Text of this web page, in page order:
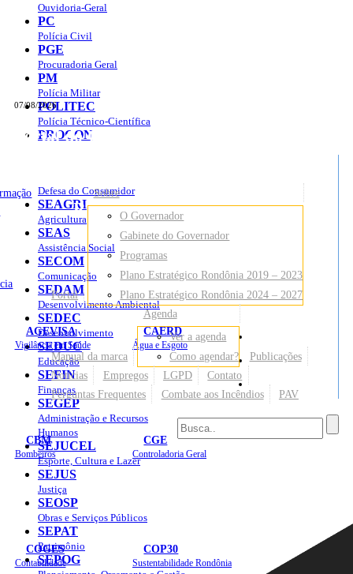
07/08/2026
Portal do Governo do
Rondônia
AGEVISA
Vigilância em Saúde
CAERD
Água e Esgoto
CBM
Bombeiros
CGE
Controladoria Geral
COGES
Contabilidade
COP30
Sustentabilidade Rondônia
Sites
Portal
Sobre
O Governador
Gabinete do Governador
Programas
Plano Estratégico Rondônia 2019 – 2023
Plano Estratégico Rondônia 2024 – 2027
Manual da marca
Agenda
Ver a agenda
Como agendar?
Publicações
Notícias
Empregos LGPD
Contato
Perguntas Frequentes
Combate aos Incêndios PAV
Ouvidoria-Geral
PC
Polícia Civil
PGE
Procuradoria Geral
PM
Polícia Militar
POLITEC
Polícia Técnico-Científica
PROCON
Defesa do Consumidor
SEAGRI
Agricultura
SEAS
Assistência Social
SECOM
Comunicação
SEDAM
Desenvolvimento Ambiental
SEDEC
Desenvolvimento
SEDUC
Educação
SEFIN
Finanças
SEGEP
Administração e Recursos
Humanos
SEJUCEL
Esporte, Cultura e Lazer
SEJUS
Justiça
SEOSP
Obras e Serviços Públicos
SEPAT
Patrimônio
SEPOG